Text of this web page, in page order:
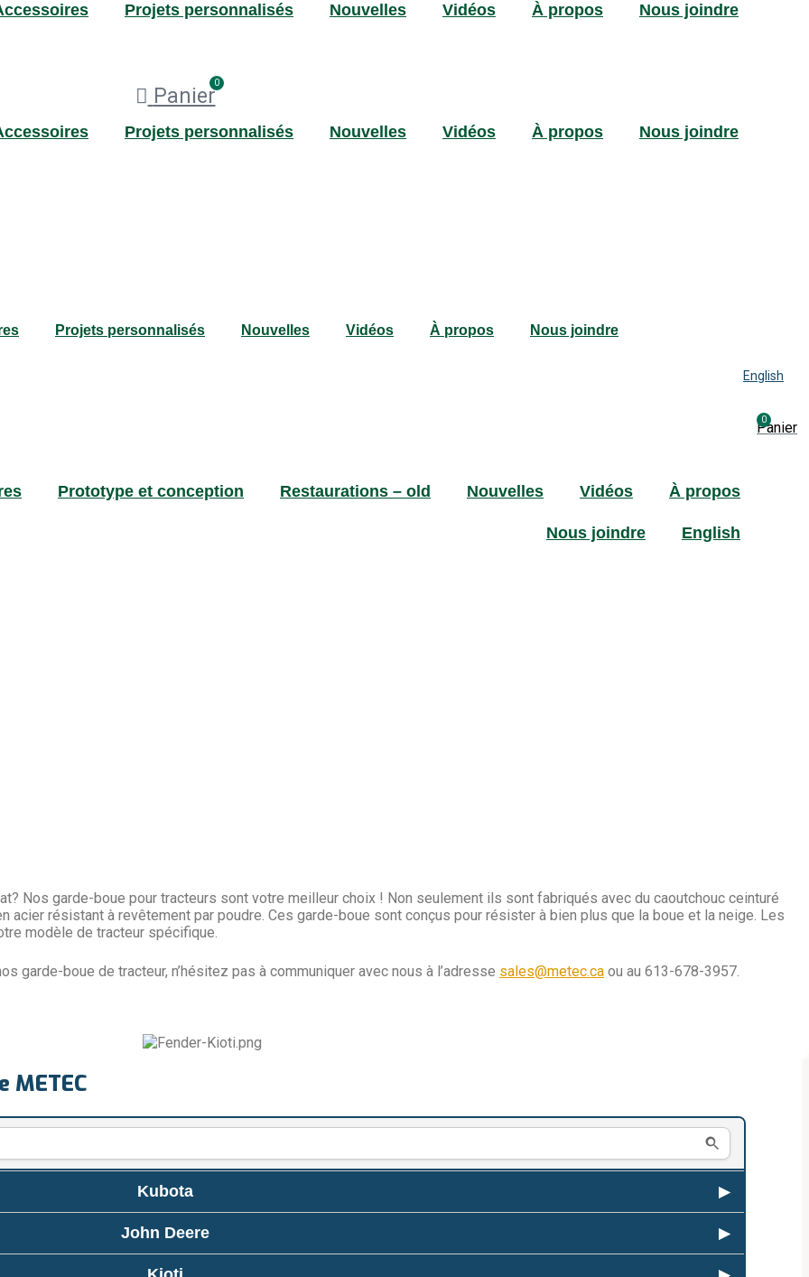
Projets personnalisés Nouvelles Vidéos À propos Nous joindre
0
Panier
Projets personnalisés Nouvelles Vidéos À propos Nous joindre
Projets personnalisés Nouvelles Vidéos À propos Nous joindre
English
0
Panier
Prototype et conception Restaurations – old Nouvelles Vidéos À propos
Nous joindre English
Nos garde-boue pour tracteurs sont votre meilleur choix ! Non seulement ils sont fabriqués avec du caoutchouc ceinturé
acier résistant à revêtement par poudre. Ces garde-boue sont conçus pour résister à bien plus que la boue et la neige. Les
modèle de tracteur spécifique.
boue de tracteur, n’hésitez pas à communiquer avec nous à l’adresse sales@metec.ca ou au 613-678-3957.
METEC
Kubota ▶
▶
▶
John Deere ▶
▶